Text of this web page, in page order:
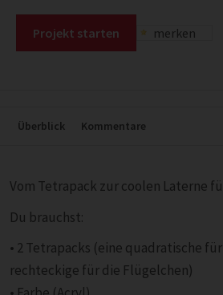
Projekt starten merken
Überblick Kommentare
Vom Tetrapack zur coolen Laterne
Du brauchst:
• 2 Tetrapacks (eine quadratische
rechteckige für die Flügelchen)